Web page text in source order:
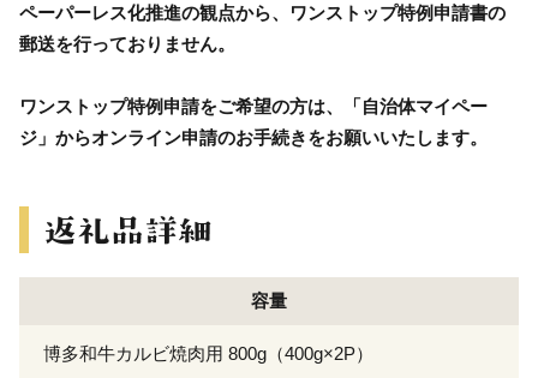
ペーパーレス化推進の観点から、ワンストップ特例申請書の
郵送を行っておりません。
ワンストップ特例申請をご希望の方は、「自治体マイペー
ジ」からオンライン申請のお手続きをお願いいたします。
容量
博多和牛カルビ焼肉用 800g（400g×2P）